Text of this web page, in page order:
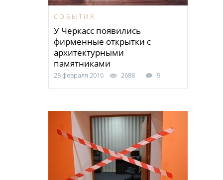
СОБЫТИЯ
У Черкасс появились
фирменные открытки с
архитектурными
памятниками
28 февраля 2016 2688 9